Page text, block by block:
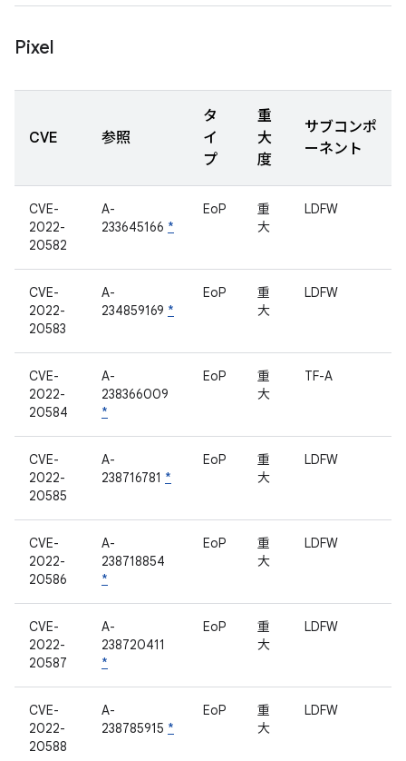
Pixel
CVE 参照
タ
イ
プ
重
大
度
サブコンポ
ーネント
CVE-
2022-
20582
A-
233645166 *
EoP
重
大
LDFW
CVE-
2022-
20583
A-
234859169 *
EoP
重
大
LDFW
CVE-
2022-
20584
A-
238366009
*
EoP
重
大
TF-A
CVE-
2022-
20585
A-
238716781 *
EoP
重
大
LDFW
CVE-
2022-
20586
A-
238718854
*
EoP
重
大
LDFW
CVE-
2022-
20587
A-
238720411
*
EoP
重
大
LDFW
CVE-
2022-
20588
A-
238785915 *
EoP
重
大
LDFW